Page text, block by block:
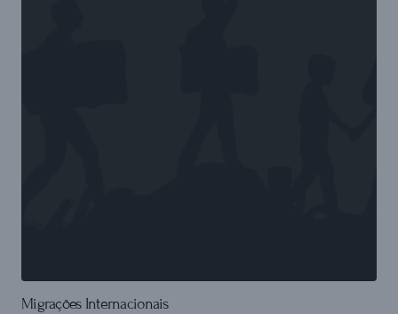
Migrações Internacionais